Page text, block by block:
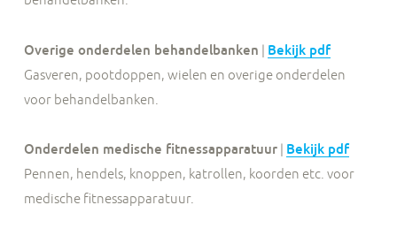
Overige onderdelen behandelbanken | Bekijk pdf
Gasveren, pootdoppen, wielen en overige onderdelen
voor behandelbanken.
Onderdelen medische fitnessapparatuur| Bekijk pdf
Pennen, hendels, knoppen, katrollen, koorden etc. voor
medische fitnessapparatuur.